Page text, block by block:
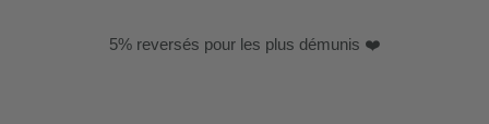
5% reversés pour les plus démunis ❤️